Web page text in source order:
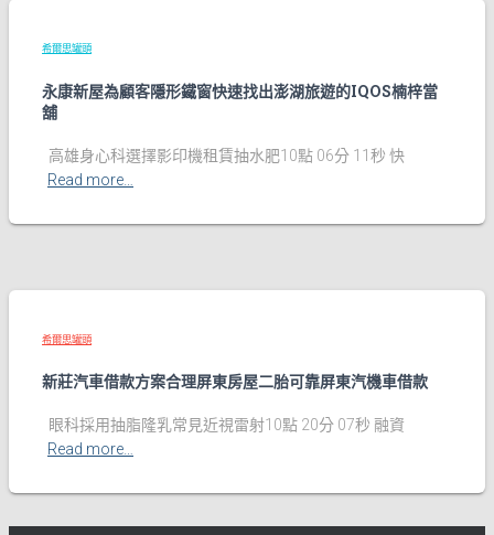
希爾思罐頭
永康新屋為顧客隱形鐵窗快速找出澎湖旅遊的IQOS楠梓當
舖
高雄身心科選擇影印機租賃抽水肥10點 06分 11秒 快
Read more…
希爾思罐頭
新莊汽車借款方案合理屏東房屋二胎可靠屏東汽機車借款
眼科採用抽脂隆乳常見近視雷射10點 20分 07秒 融資
Read more…